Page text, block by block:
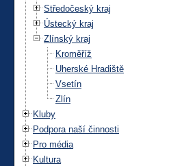
Středočeský kraj
Ústecký kraj
Zlínský kraj
Kroměříž
Uherské Hradiště
Vsetín
Zlín
Kluby
Podpora naší činnosti
Pro média
Kultura